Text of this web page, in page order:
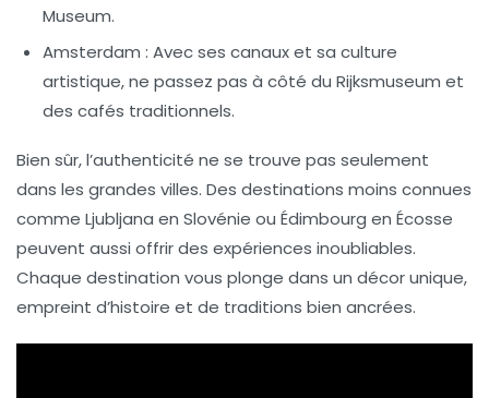
Museum.
Amsterdam : Avec ses canaux et sa culture
artistique, ne passez pas à côté du Rijksmuseum et
des cafés traditionnels.
Bien sûr, l’authenticité ne se trouve pas seulement
dans les grandes villes. Des destinations moins connues
comme Ljubljana en Slovénie ou Édimbourg en Écosse
peuvent aussi offrir des expériences inoubliables.
Chaque destination vous plonge dans un décor unique,
empreint d’histoire et de traditions bien ancrées.